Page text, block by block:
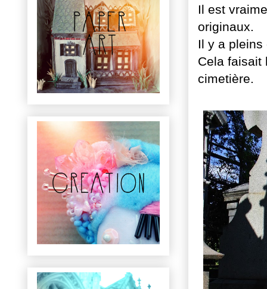
Il est
originaux.
Il y a
Cela faisait
cimetière.